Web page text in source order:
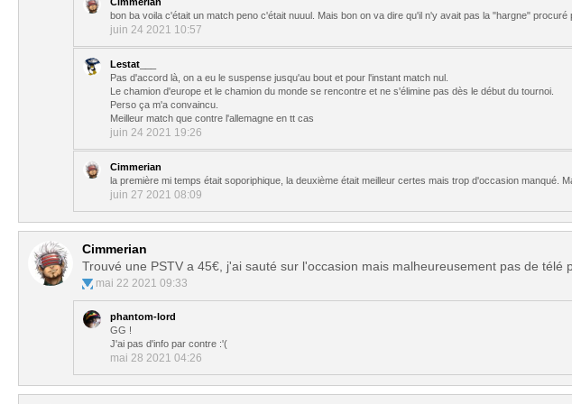
bon ba voila c'était un match peno c'était nuuul. Mais bon on va dire qu'il n'y avait pas la "hargne"
juin 24 2021 10:57
Lestat___
Pas d'accord là, on a eu le suspense jusqu'au bout et pour l'instant match nul.
Le chamion d'europe et le chamion du monde se rencontre et ne s'élimine pas dès le début du tournoi.
Perso ça m'a convaincu.
Meilleur match que contre l'allemagne en tt cas
juin 24 2021 19:26
Cimmerian
la première mi temps était soporiphique, la deuxième était meilleur certes mais trop d'occasion manqué.
juin 27 2021 08:09
Cimmerian
Trouvé une PSTV a 45€, j'ai sauté sur l'occasion mais malheureusement pas de
mai 22 2021 09:33
phantom-lord
GG !
J'ai pas d'info par contre :'(
mai 28 2021 04:26